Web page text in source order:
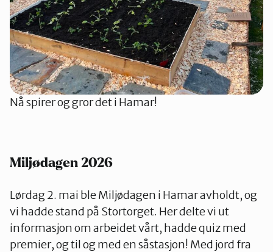
Nå spirer og gror det i Hamar!
Miljødagen 2026
Lørdag 2. mai ble Miljødagen i Hamar avholdt, og
vi hadde stand på Stortorget. Her delte vi ut
informasjon om arbeidet vårt, hadde quiz med
premier, og til og med en såstasjon! Med jord fra